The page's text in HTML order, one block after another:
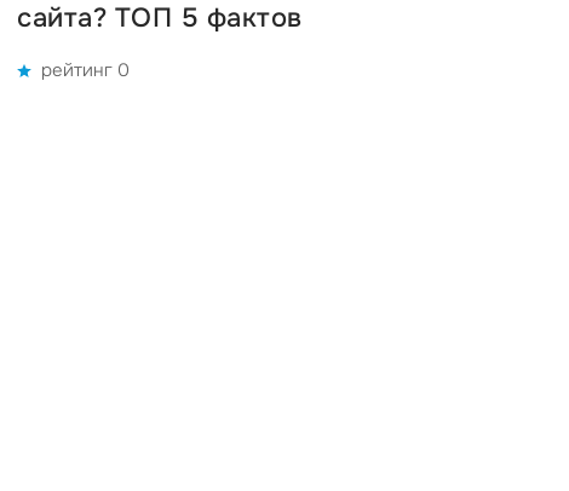
сайта? ТОП 5 фактов
рейтинг 0